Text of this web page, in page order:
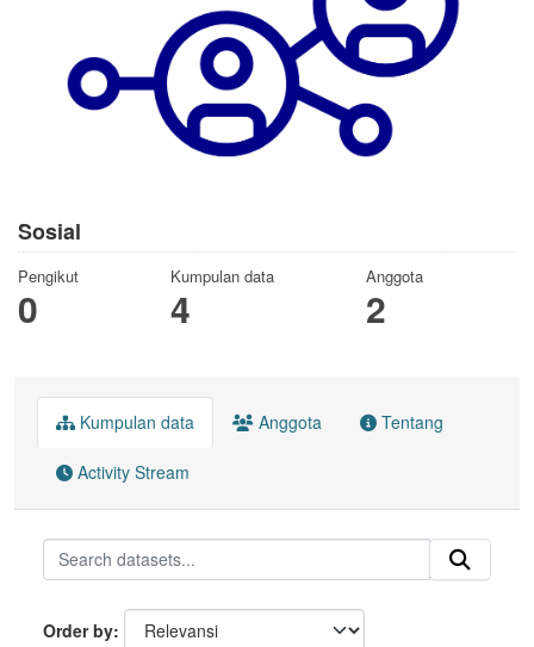
Sosial
Pengikut
0
Kumpulan data
4
Anggota
2
Kumpulan data Anggota Tentang
Activity Stream
Order by